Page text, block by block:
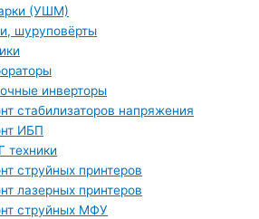
(УШМ)
шуруповёрты
инверторы
стабилизаторов напряжения
ИБП
техники
струйных принтеров
лазерных принтеров
струйных МФУ